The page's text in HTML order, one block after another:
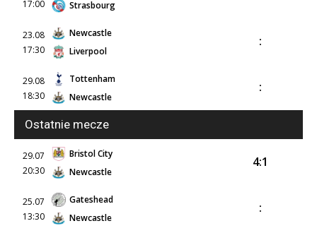
17:00
Strasbourg
23.08
17:30
Newcastle
Liverpool
:
29.08
18:30
Tottenham
Newcastle
:
Ostatnie mecze
29.07
20:30
Bristol City
Newcastle
4:1
25.07
13:30
Gateshead
Newcastle
: